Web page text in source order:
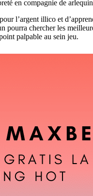
en compagnie de
l’argent illico et
pourra chercher les
palpable au sein jeu.